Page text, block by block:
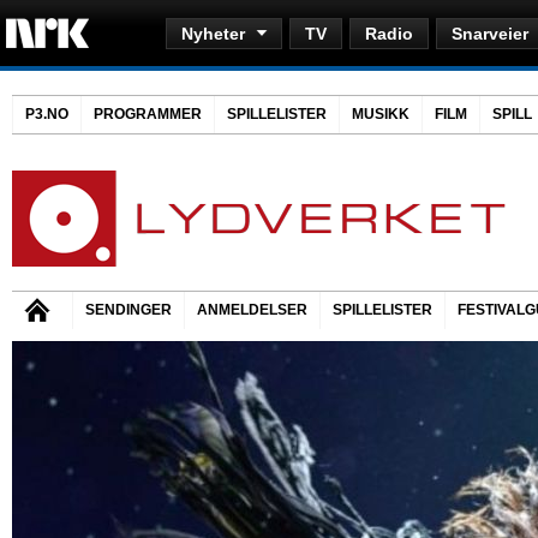
Nyheter TV Radio Snarveier
P3.NO PROGRAMMER SPILLELISTER MUSIKK FILM SPILL
SENDINGER ANMELDELSER SPILLELISTER